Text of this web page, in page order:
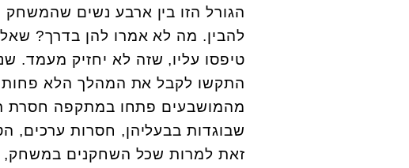
הגורל הזו בין ארבע נשים שהמשחק
להבין. מה לא אמרו להן בדרך?
טיפסו עליו, שזה לא יחזיק מעמד.
התקשו לקבל את המהלך הלא פחות
מהמושבעים פתחו במתקפה חסרת
שבוגדות בבעליהן, חסרות ערכים,
זאת למרות שכל השחקנים במשחק,